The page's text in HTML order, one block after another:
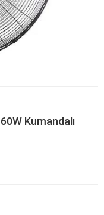
Kumandalı